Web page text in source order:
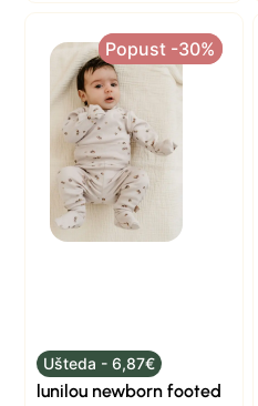
Popust -30%
Popust -30%
Ušteda - 6,87€
lunilou newborn footed